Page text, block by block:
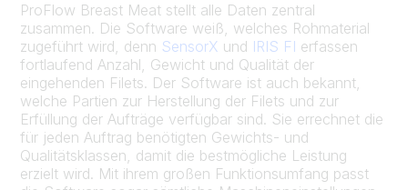
ProFlow Breast Meat stellt alle Daten zentral
zusammen. Die Software weiß, welches Rohmaterial
zugeführt wird, denn SensorX und IRIS FI erfassen
fortlaufend Anzahl, Gewicht und Qualität der
eingehenden Filets. Der Software ist auch bekannt,
welche Partien zur Herstellung der Filets und zur
Erfüllung der Aufträge verfügbar sind. Sie errechnet die
für jeden Auftrag benötigten Gewichts- und
Qualitätsklassen, damit die bestmögliche Leistung
erzielt wird. Mit ihrem großen Funktionsumfang passt